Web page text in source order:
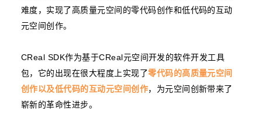
难度，实现了高质量元空间的零代码创作和低代码的互动
元空间创作。
CReal SDK作为基于CReal元空间开发的软件开发工具
包，它的出现在很大程度上实现了零代码的高质量元空间
创作以及低代码的互动元空间创作，为元空间创新带来了
崭新的革命性进步。